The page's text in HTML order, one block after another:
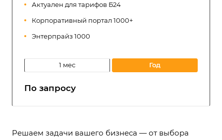
Актуален для тарифов Б24
Корпоративный портал 1000+
Энтерпрайз 1000
1 мес год
По запросу
Решаем задачи вашего бизнеса — от выбора